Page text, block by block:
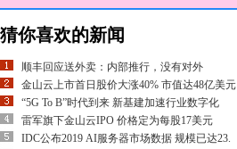
猜你喜欢的新闻
顺丰回应送外卖：内部推行，没有对外
金山云上市首日股价大涨40% 市值达48亿美元
“5G To B”时代到来 新基建加速行业数字化
雷军旗下金山云IPO 价格定为每股17美元
IDC公布2019 AI服务器市场数据 规模已达23.